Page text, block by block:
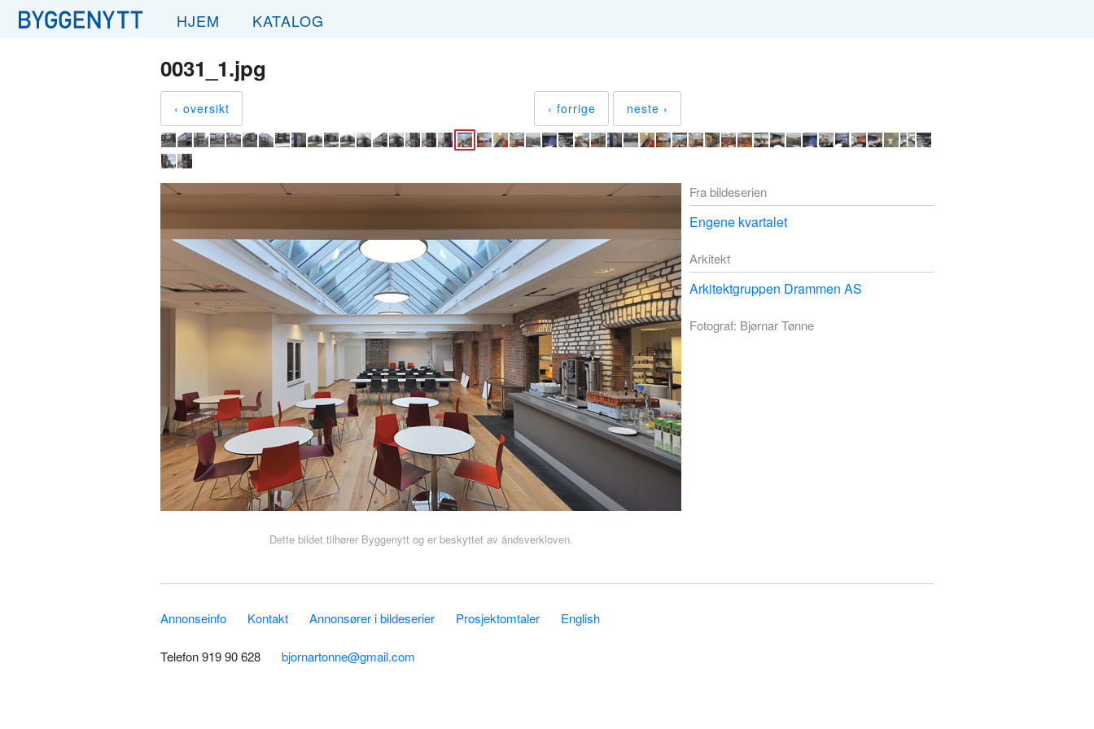
HJEM KATALOG
0031_1.jpg
‹ oversikt ‹ forrige neste ›
Dette bildet tilhører Byggenytt og er beskyttet av åndsverkloven.
Fra bildeserien
Engene kvartalet
Arkitekt
Arkitektgruppen Drammen AS
Fotograf: Bjørnar Tønne
Annonseinfo Kontakt Annonsører i bildeserier Prosjektomtaler English
Telefon 919 90 628 bjornartonne@gmail.com